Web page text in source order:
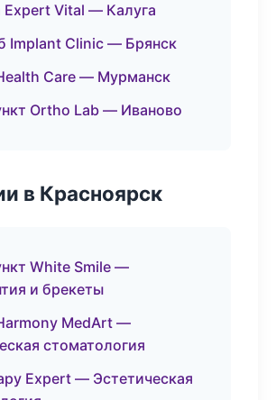
Expert Vital — Калуга
Implant Clinic — Брянск
Care — Мурманск
Ortho Lab — Иваново
в Красноярск
White Smile —
и брекеты
MedArt —
стоматология
Expert — Эстетическая